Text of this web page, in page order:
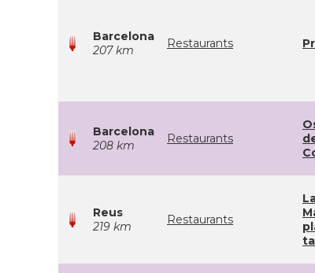
Barcelona
207 km
Restaurants
Barcelona
208 km
Restaurants
Reus
219 km
Restaurants